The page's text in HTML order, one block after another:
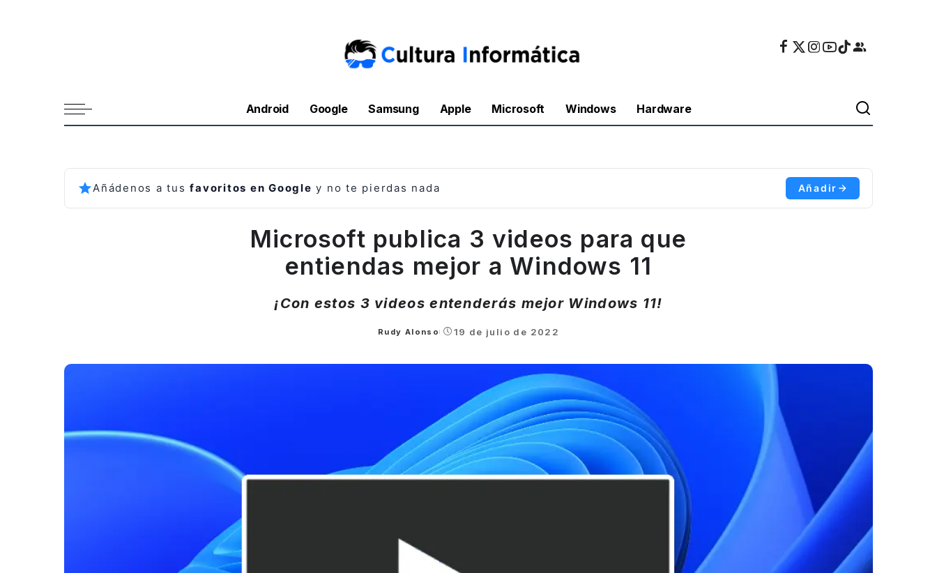
Android Google Samsung Apple Microsoft Windows Hardware
Añádenos a tusfavoritos en Google y no te pierdas nada Añadir
Microsoft publica 3 videos para que
entiendas mejor a Windows 11
¡Con estos 3 videos entenderás mejor Windows 11!
Posted
Rudy Alonso 19 de julio de 2022